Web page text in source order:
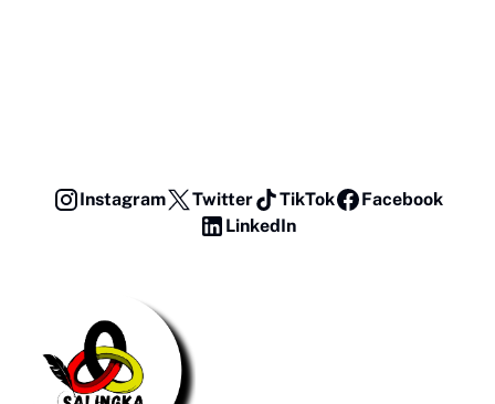
Instagram Twitter TikTok
Facebook
LinkedIn